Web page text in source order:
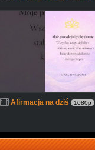
Afirmacja na dziś
1080p